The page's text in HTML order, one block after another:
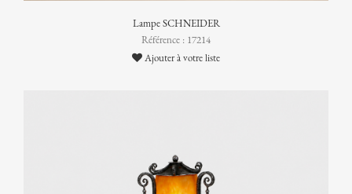
Lampe SCHNEIDER
Référence : 17214
Ajouter à votre liste